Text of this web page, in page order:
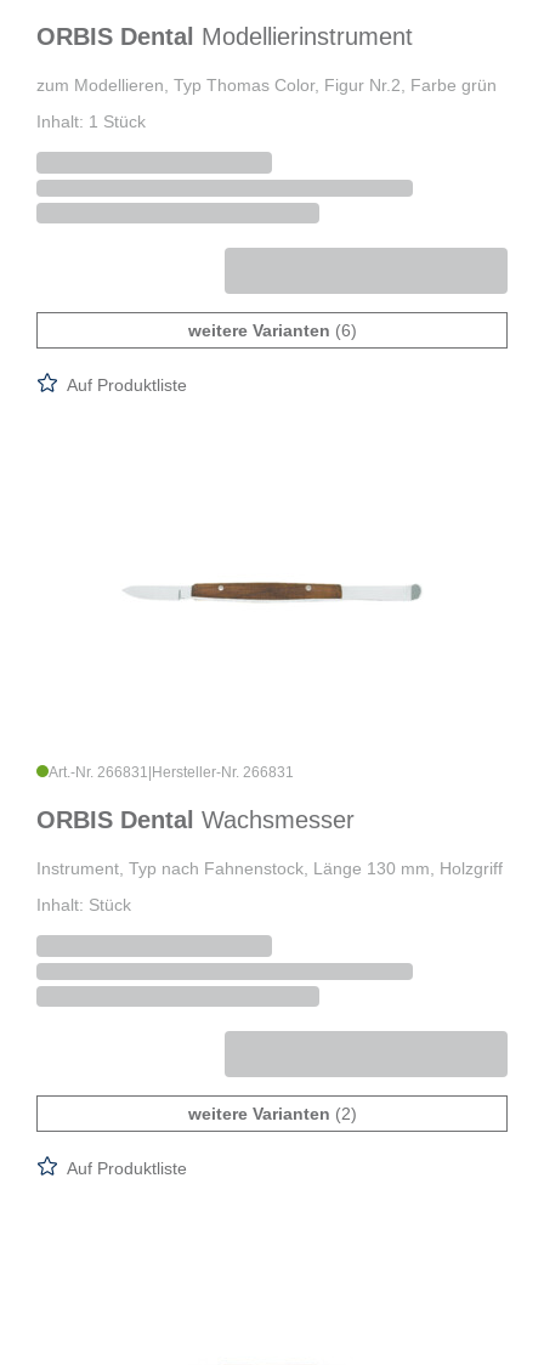
ORBIS Dental Modellierinstrument
zum Modellieren, Typ Thomas Color, Figur Nr.2, Farbe grün
Inhalt: 1 Stück
weitere Varianten (6)
Auf Produktliste
Art.-Nr. 266831 Hersteller-Nr. 266831
ORBIS Dental Wachsmesser
Instrument, Typ nach Fahnenstock, Länge 130 mm, Holzgriff
Inhalt: Stück
weitere Varianten (2)
Auf Produktliste